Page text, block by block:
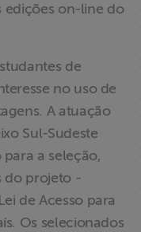
edições on-line do
de
no uso de
A atuação
Sul-Sudeste
a seleção,
do projeto -
de Acesso para
Os selecionados